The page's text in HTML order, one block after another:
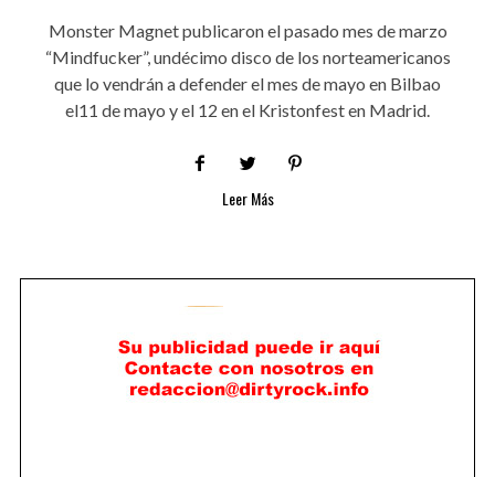
Monster Magnet publicaron el pasado mes de marzo
“Mindfucker”, undécimo disco de los norteamericanos
que lo vendrán a defender el mes de mayo en Bilbao
el11 de mayo y el 12 en el Kristonfest en Madrid.
Leer Más